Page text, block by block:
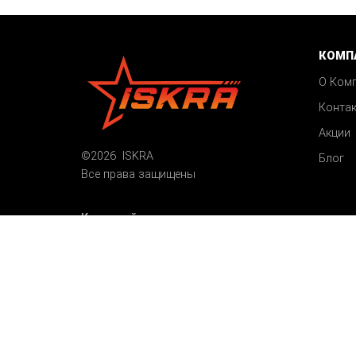
©2026 ISKRA
Все права защищены
Карта сайта
О
Акции
Блог